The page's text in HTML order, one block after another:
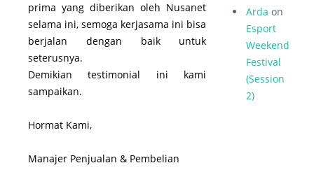
prima yang diberikan oleh Nusanet
selama ini, semoga kerjasama ini bisa
berjalan dengan baik untuk
seterusnya.
Demikian testimonial ini kami
sampaikan.
Hormat Kami,
Manajer Penjualan & Pembelian
Arda on
Esport
Weekend
Festival
(Session
2)